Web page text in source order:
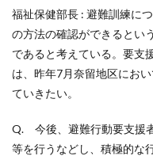
福祉保健部長 : 避難訓練に
の方法の確認ができるとい
であると考えている。要支
は、昨年7月奈留地区にお
ていきたい。
Q. 今後、避難行動要支援
等を行うなどし、積極的な